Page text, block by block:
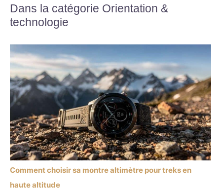
Dans la catégorie Orientation &
technologie
Comment choisir sa montre altimètre pour treks en
haute altitude